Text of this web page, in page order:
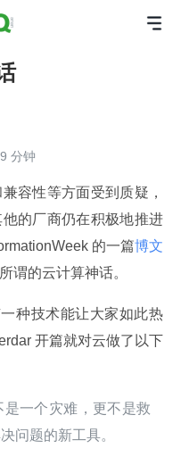
分钟
容性等方面受到质疑，
的厂商仍在积极地推进
的一篇博文
谓的云计算神话。
种技术能让大家如此热
开篇就对云做了以下
一个灾难，更不是救
问题的新工具。